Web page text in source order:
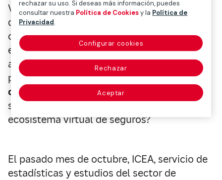
Videojuegos y moda parecen llevar la
delantera en este arranque, y no es menos
cierto que en todos los sectores
económicos se están realizando
averiguaciones, estudios o ensayos para
posicionarse en la nueva realidad.¿Qué
ocurrirá con las aseguradoras?
serán sus oportunidades? ¿Habrá un
ecosistema virtual de seguros?
El pasado mes de octubre, ICEA, servicio de
estadísticas y estudios del sector de
rechazar su uso. Si deseas más información, puedes
consultar nuestra Política de Cookiesy la Política de
Privacidad
Configurar cookies
Rechazar
Aceptar